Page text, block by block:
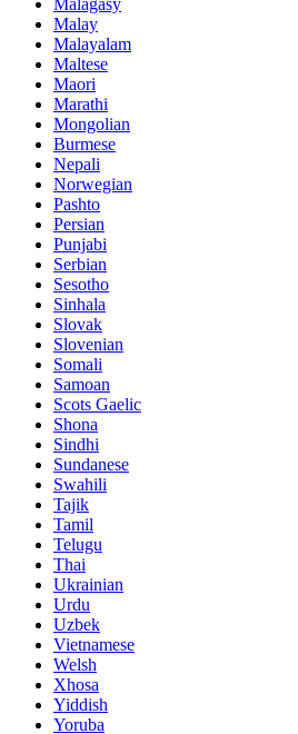
Malagasy
Malay
Malayalam
Maltese
Maori
Marathi
Mongolian
Burmese
Nepali
Norwegian
Pashto
Persian
Punjabi
Serbian
Sesotho
Sinhala
Slovak
Slovenian
Somali
Samoan
Scots Gaelic
Shona
Sindhi
Sundanese
Swahili
Tajik
Tamil
Telugu
Thai
Ukrainian
Urdu
Uzbek
Vietnamese
Welsh
Xhosa
Yiddish
Yoruba